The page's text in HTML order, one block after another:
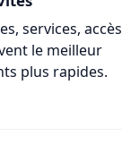
services, accès
le meilleur
plus rapides.